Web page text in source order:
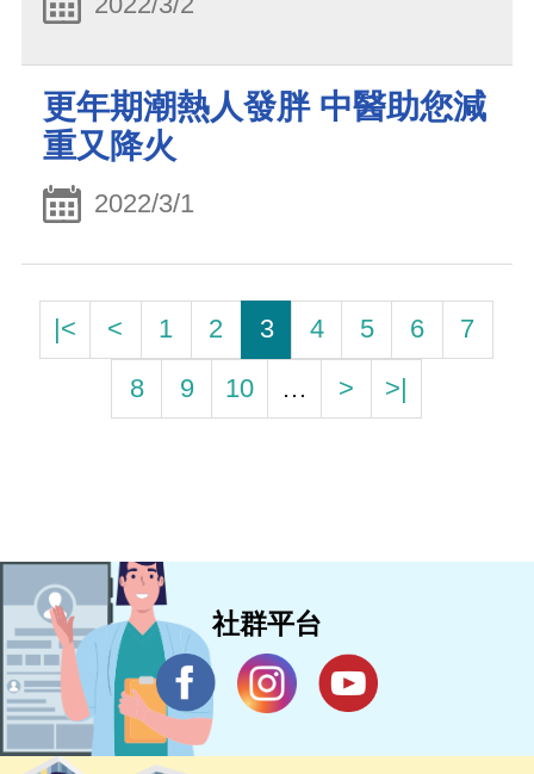
更年期潮熱人發胖 中醫助您減
重又降火
2022/3/1
|< < 1 2 3 4 5 6
7
8
9 10 … > >|
社群平台